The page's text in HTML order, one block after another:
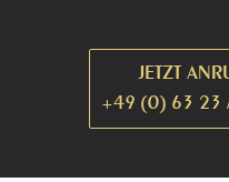
JETZT
+49 (0) 63 23